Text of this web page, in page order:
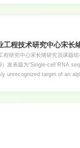
设进展
程技术研究中心宋长
制
程研究中心宋长绪研究员课题
发表题为“Single-cell RNA
unrecognized target of an